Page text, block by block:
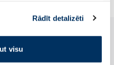
papildu sīkdatņu
savu izvēli:
Rādīt detalizēti
visu